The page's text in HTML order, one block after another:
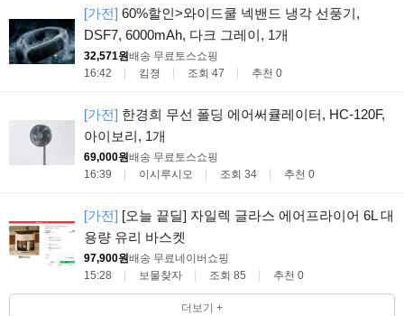
[가전] 60%할인>와이드쿨 넥밴드 냉각 선풍기,
DSF7, 6000mAh, 다크 그레이, 1개
32,571원배송 무료토스쇼핑
16:42
킴졍 조회 47 추천 0
[가전] 한경희 무선 폴딩 에어써큘레이터, HC-120F,
아이보리, 1개
69,000원배송 무료토스쇼핑
16:39
이시루시오 조회 34 추천 0
[가전] [오늘 끝딜] 자일렉 글라스 에어프라이어 6L 대
용량 유리 바스켓
97,900원배송 무료네이버쇼핑
15:28
보물찾자 조회 85 추천 0
더보기 +